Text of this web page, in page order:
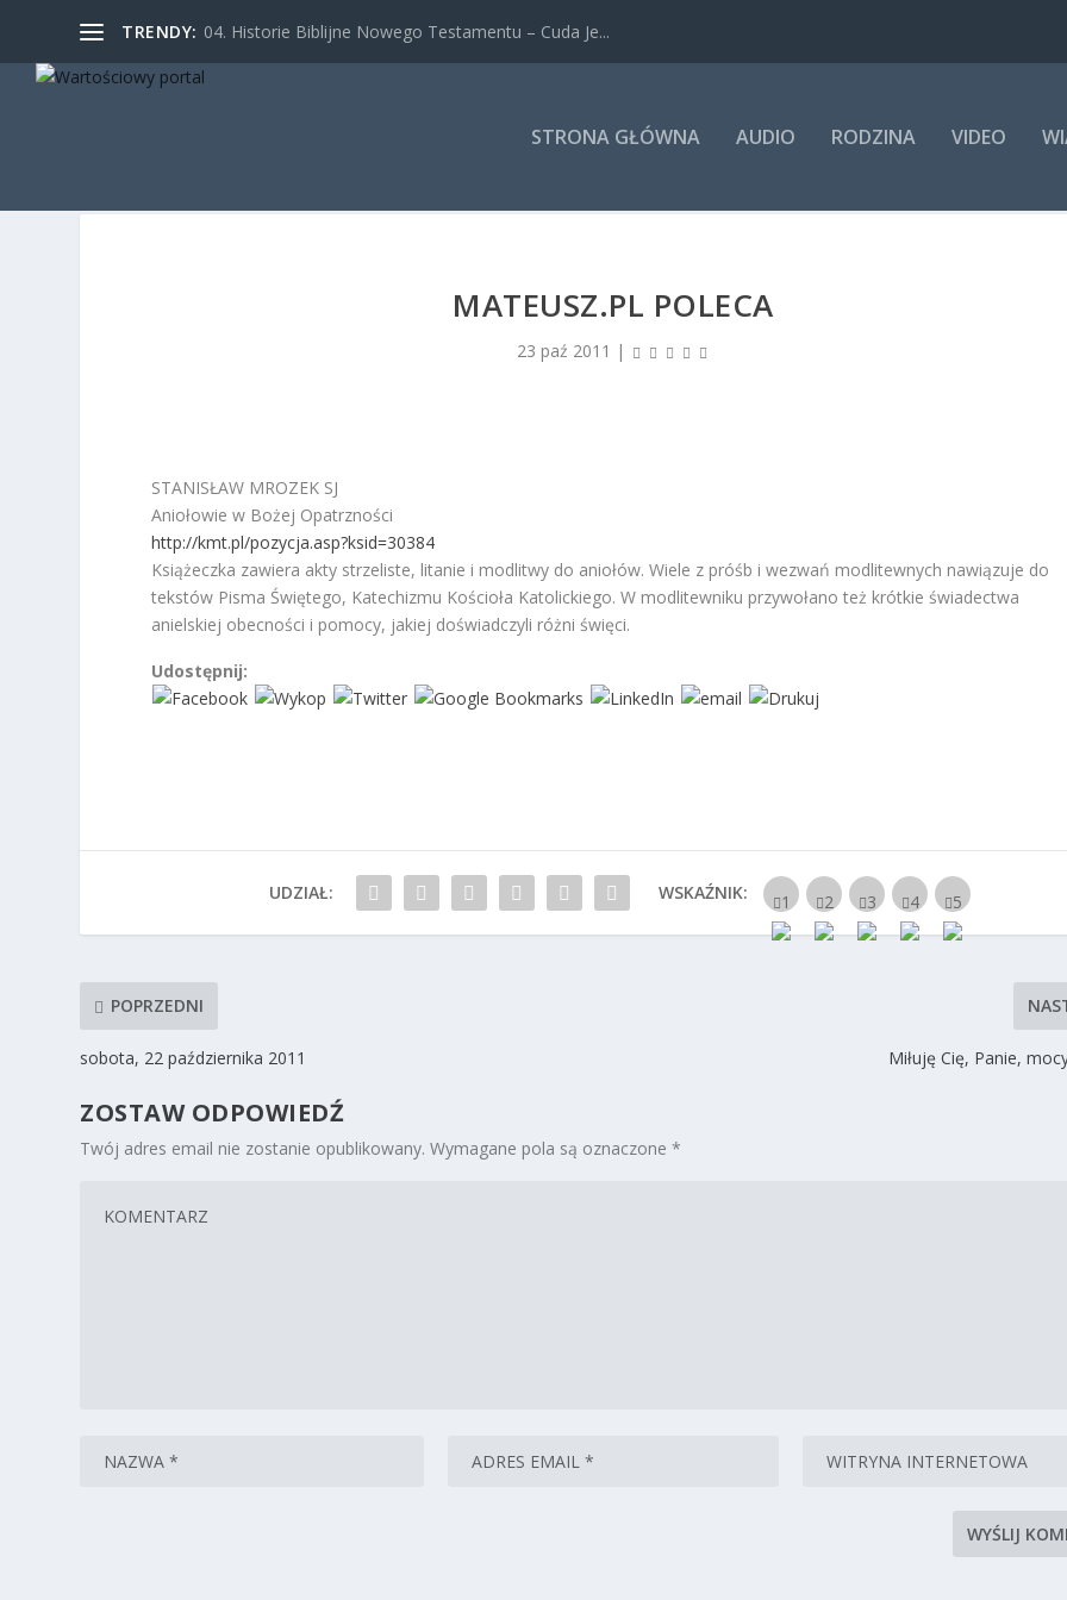
TRENDY: 04. Historie Biblijne Nowego Testamentu – Cuda Je...
STRONA GŁÓWNA AUDIO RODZINA VIDEO
MATEUSZ.PL POLECA
23 paź 2011 |
STANISŁAW MROZEK SJ
Aniołowie w Bożej Opatrzności
http://kmt.pl/pozycja.asp?ksid=30384
Książeczka zawiera akty strzeliste, litanie i modlitwy do aniołów. Wiele z próśb i wezwań modlitewnych nawiązuje do
tekstów Pisma Świętego, Katechizmu Kościoła Katolickiego. W modlitewniku przywołano też krótkie świadectwa
anielskiej obecności i pomocy, jakiej doświadczyli różni święci.
Udostępnij:
UDZIAŁ: WSKAŹNIK:
POPRZEDNI
sobota, 22 października 2011 Miłuję Cię, Panie,
ZOSTAW ODPOWIEDŹ
Twój adres email nie zostanie opublikowany. Wymagane pola są oznaczone*